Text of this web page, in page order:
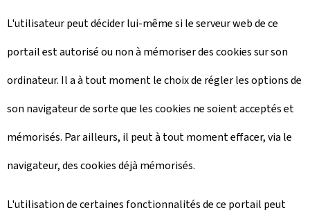
L'utilisateur peut décider lui-même si le serveur web de ce
portail est autorisé ou non à mémoriser des cookies sur son
ordinateur. Il a à tout moment le choix de régler les options de
son navigateur de sorte que les cookies ne soient acceptés et
mémorisés. Par ailleurs, il peut à tout moment effacer, via le
navigateur, des cookies déjà mémorisés.
L'utilisation de certaines fonctionnalités de ce portail peut